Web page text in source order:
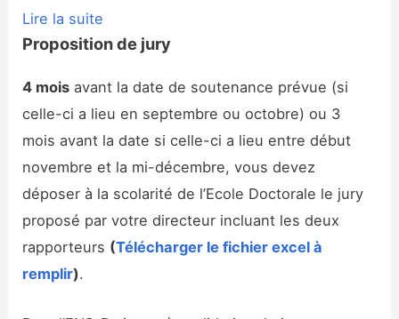
Lire la suite
Proposition de jury
4 mois avant la date de soutenance prévue (si
celle-ci a lieu en septembre ou octobre) ou 3
mois avant la date si celle-ci a lieu entre début
novembre et la mi-décembre, vous devez
déposer à la scolarité de l’Ecole Doctorale le jury
proposé par votre directeur incluant les deux
rapporteurs (Télécharger le fichier excel à
remplir).